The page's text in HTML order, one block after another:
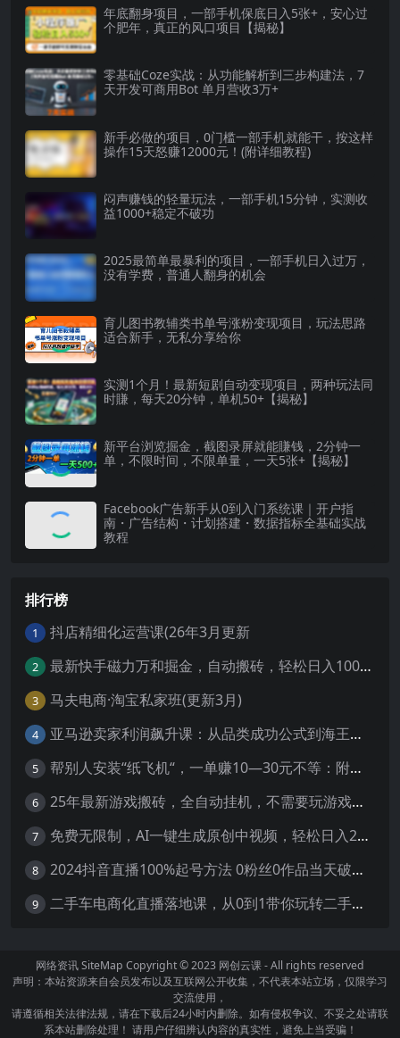
年底翻身项目，一部手机保底日入5张+，安心过
个肥年，真正的风口项目【揭秘】
零基础Coze实战：从功能解析到三步构建法，7
天开发可商用Bot 单月营收3万+
新手必做的项目，0门槛一部手机就能干，按这样
操作15天怒赚12000元！(附详细教程)
闷声赚钱的轻量玩法，一部手机15分钟，实测收
益1000+稳定不破功
2025最简单最暴利的项目，一部手机日入过万，
没有学费，普通人翻身的机会
育儿图书教辅类书单号涨粉变现项目，玩法思路
适合新手，无私分享给你
实测1个月！最新短剧自动变现项目，两种玩法同
时賺，每天20分钟，单机50+【揭秘】
新平台浏览掘金，截图录屏就能賺钱，2分钟一
单，不限时间，不限单量，一天5张+【揭秘】
Facebook广告新手从0到入门系统课｜开户指
南・广告结构・计划搭建・数据指标全基础实战
教程
排行榜
1 抖店精细化运营课(26年3月更新
2 最新快手磁力万和掘金，自动搬砖，轻松日入100-200，操作简单
3 马夫电商·淘宝私家班(更新3月)
4 亚马逊卖家利润飙升课：从品类成功公式到海王打法，让每个SKU都成爆款一路飙升(更新26年3月
5 帮别人安装“纸飞机“，一单赚10—30元不等：附：免费节点
6 25年最新游戏搬砖，全自动挂机，不需要玩游戏，单手机操作日入300+
7 免费无限制，AI一键生成原创中视频，轻松日入2000+，超简单，可矩阵，…
8 2024抖音直播100%起号方法 0粉丝0作品当天破千人在线 多种变现方式
9 二手车电商化直播落地课，从0到1带你玩转二手车直播
网络资讯SiteMap Copyright © 2023 网创云课- All rights reserved
声明：本站资源来自会员发布以及互联网公开收集，不代表本站立场，仅限学习
交流使用，
请遵循相关法律法规，请在下载后24小时内删除。如有侵权争议、不妥之处请联
系本站删除处理！ 请用户仔细辨认内容的真实性，避免上当受骗！